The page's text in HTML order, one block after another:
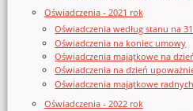
Oświadczenia - 2021 rok
Oświadczenia według stanu na
Oświadczenia na koniec umowy
Oświadczenia majątkowe na
Oświadczenia na dzień
Oświadczenia majątkowe radnych
Oświadczenia - 2022 rok